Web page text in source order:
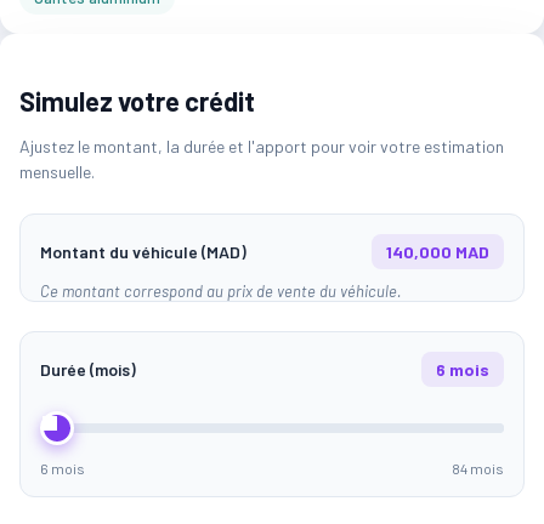
Simulez votre crédit
Ajustez le montant, la durée et l'apport pour voir votre estimation
mensuelle.
Montant du véhicule (MAD) 140,000 MAD
Ce montant correspond au prix de vente du véhicule.
Durée (mois) 6 mois
6 mois 84 mois